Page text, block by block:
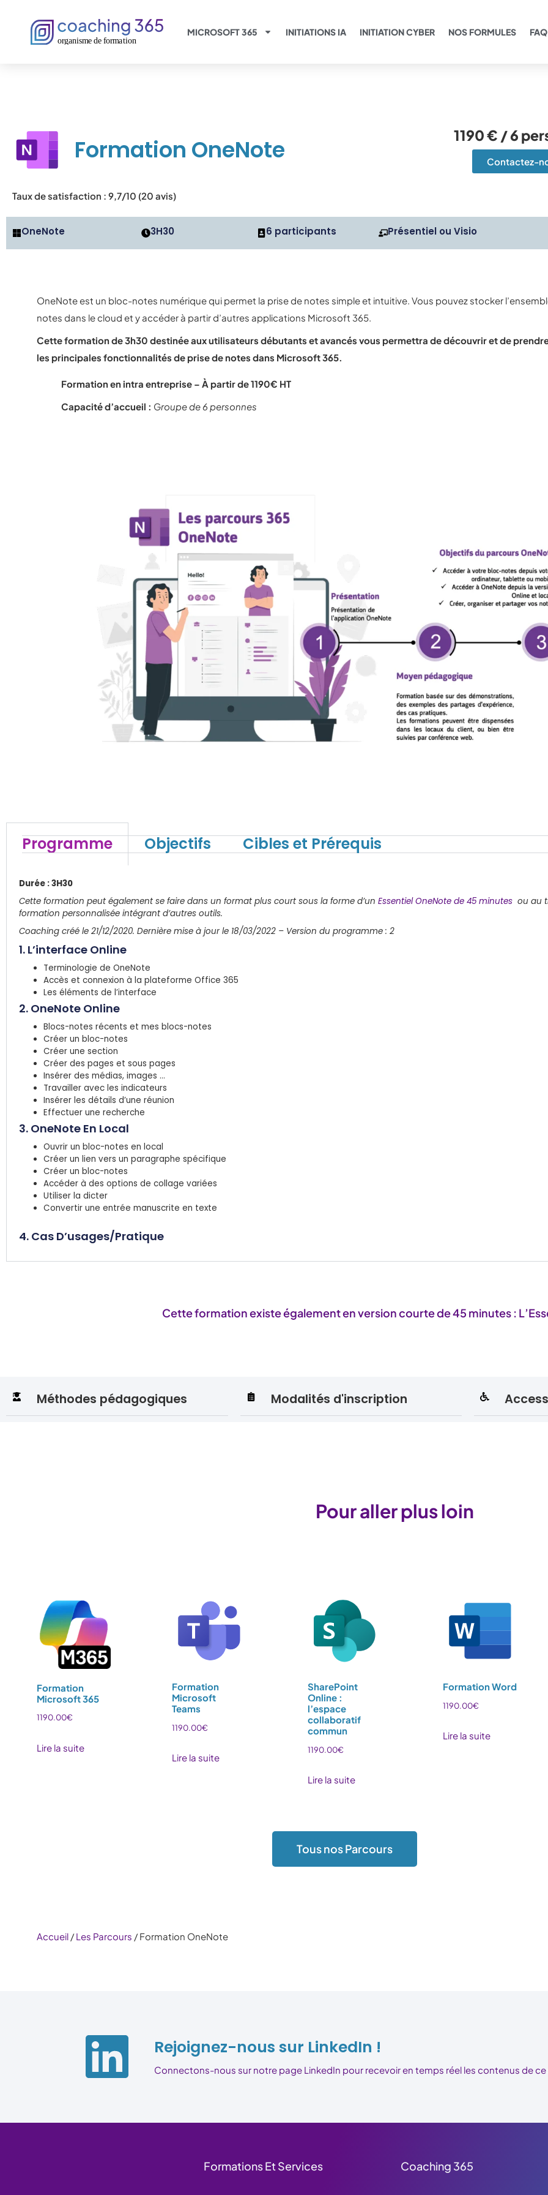
MICROSOFT 365 INITIATIONS IA INITIATION CYBER NOS FORMULES FAQ
Formation OneNote 1190 € / 6
Contactez-
Taux de satisfaction : 9,7/10 (20 avis)
OneNote 3H30 6 participants Présentiel ou Visio
OneNote est un bloc-notes numérique qui permet la prise de notes simple et intuitive. Vous pouvez stocker
notes dans le cloud et y accéder à partir d’autres applications Microsoft 365.
Cette formation de 3h30 destinée aux utilisateurs débutants et avancés vous permettra de découvrir et de
les principales fonctionnalités de prise de notes dans Microsoft 365.
Formation en intra entreprise – À partir de 1190€ HT
Capacité d’accueil : Groupe de 6 personnes
Programme Objectifs Cibles et Prérequis
Durée : 3H30
Cette formation peut également se faire dans un format plus court sous la forme d’un Essentiel OneNote de 45 minutes ou au
formation personnalisée intégrant d’autres outils.
Coaching créé le 21/12/2020. Dernière mise à jour le 18/03/2022 – Version du programme : 2
1. L’interface Online
Terminologie de OneNote
Accès et connexion à la plateforme Office 365
Les éléments de l’interface
2. OneNote Online
Blocs-notes récents et mes blocs-notes
Créer un bloc-notes
Créer une section
Créer des pages et sous pages
Insérer des médias, images …
Travailler avec les indicateurs
Insérer les détails d’une réunion
Effectuer une recherche
3. OneNote En Local​
Ouvrir un bloc-notes en local​
Créer un lien vers un paragraphe spécifique​
Créer un bloc-notes​
Accéder à des options de collage variées​
Utiliser la dicter
Convertir une entrée manuscrite en texte​
4. Cas D’usages/Pratique
Cette formation existe également en version courte de 45 minutes :
Méthodes pédagogiques Modalités d'inscription
Pour aller plus loin
Formation
Microsoft 365
1190.00€
Lire la suite
Formation
Microsoft
Teams
1190.00€
Lire la suite
SharePoint
Online :
l’espace
collaboratif
commun
1190.00€
Lire la suite
Formation Word
1190.00€
Lire la suite
Tous nos Parcours
Accueil /Les Parcours / Formation OneNote
Rejoignez-nous sur LinkedIn !
Connectons-nous sur notre page LinkedIn pour recevoir en temps réel les contenus de
Formations Et Services Coaching 365